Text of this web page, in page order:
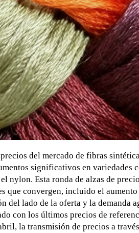
del mercado de fibras
significativos en variedades
nylon. Esta ronda de alzas de
que convergen, incluido el
del lado de la oferta y la demanda
con los últimos precios de
la transmisión de precios a